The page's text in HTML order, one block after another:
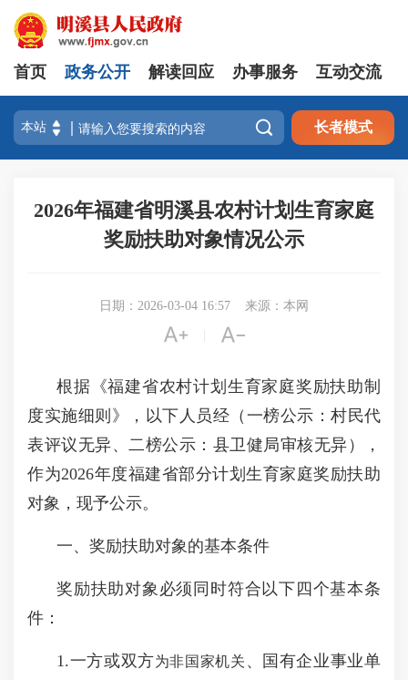
首页 政务公开 解读回应 办事服务 互动交流
 长者模式
2026年福建省明溪县农村计划生育家庭
奖励扶助对象情况公示
日期：2026-03-04 16:57 来源：本网
 
根据《福建省农村计划生育家庭奖励扶助制
度实施细则》，以下人员经（一榜公示：村民代
表评议无异、二榜公示：县卫健局审核无异），
作为2026年度福建省部分计划生育家庭奖励扶助
对象，现予公示。
一、奖励扶助对象的基本条件
奖励扶助对象必须同时符合以下四个基本条
件：
1.一方或双方为非国家机关 、国有企业事业单